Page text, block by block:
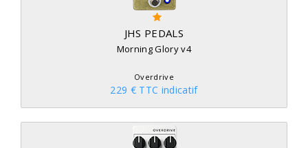
JHS PEDALS
Morning Glory v4
Overdrive
229 € TTC indicatif